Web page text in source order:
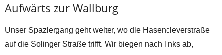
Aufwärts zur Wallburg
Unser Spaziergang geht weiter, wo die Hasencleverstraße
auf die Solinger Straße trifft. Wir biegen nach links ab,